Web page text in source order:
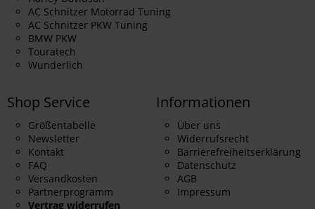
AC Schnitzer Motorrad Tuning
AC Schnitzer PKW Tuning
BMW PKW
Touratech
Wunderlich
Shop Service
Größentabelle
Newsletter
Kontakt
FAQ
Versandkosten
Partnerprogramm
Vertrag widerrufen
Informationen
Über uns
Widerrufsrecht
Barrierefreiheitserklärung
Datenschutz
AGB
Impressum